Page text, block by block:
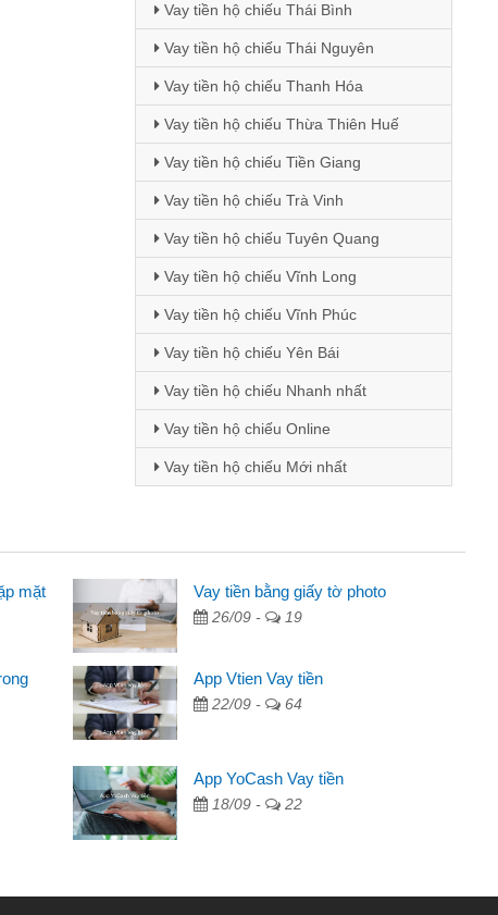
Vay tiền hộ chiếu Thái Bình
Vay tiền hộ chiếu Thái Nguyên
Vay tiền hộ chiếu Thanh Hóa
Vay tiền hộ chiếu Thừa Thiên Huế
Vay tiền hộ chiếu Tiền Giang
Vay tiền hộ chiếu Trà Vinh
Vay tiền hộ chiếu Tuyên Quang
Vay tiền hộ chiếu Vĩnh Long
Vay tiền hộ chiếu Vĩnh Phúc
Vay tiền hộ chiếu Yên Bái
Vay tiền hộ chiếu Nhanh nhất
Vay tiền hộ chiếu Online
Vay tiền hộ chiếu Mới nhất
- Sinh viên
biết đến thông qua quảng cáo trên facebook. Tôi là
nên cần đóng tiền nhà, sinh nhật bạn bè, mà đọc
tục nhanh gọn nên tôi quyết định vay
Chánh
2 tuần các ngân hàng không ai cho vay. Trong khi
2 triệu để giải quyết việc riêng, trong 1-2 ngày tôi trả
Cảm ơn đã giúp tôi kịp thời và nhanh chóng
mặt Vay tiền bằng giấy tờ photo
26/09 - 19
App Vtien Vay tiền
22/09 - 64
App YoCash Vay tiền
18/09 - 22